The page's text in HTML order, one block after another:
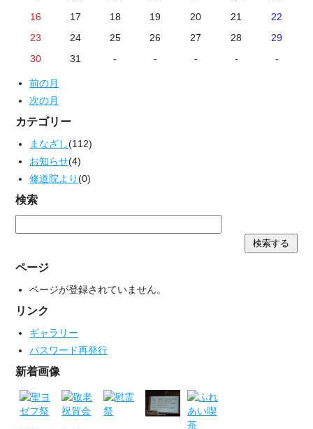
16
17 18 19 20 21
22
23
24 25 26 27 28
29
30
31 - - - - -
前の月
次の月
カテゴリー
まなざし(112)
お知らせ(4)
修道院より(0)
検索
ページ
ページが登録されていません。
リンク
ギャラリー
パスワード再発行
新着画像